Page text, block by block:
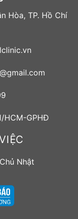
Hòa, TP. Hồ Chí
HCM-GPHĐ
Nhật